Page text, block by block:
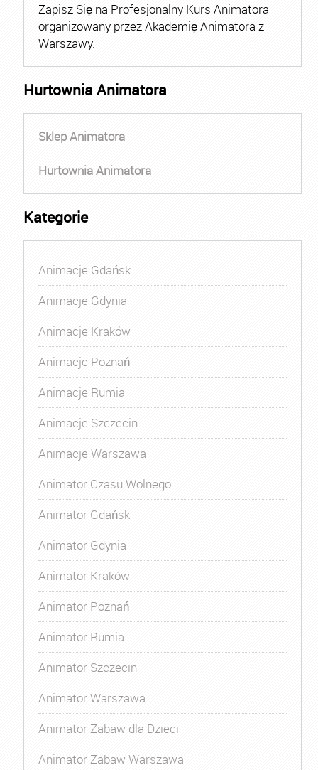
Zapisz Się na Profesjonalny Kurs Animatora
organizowany przez Akademię Animatora z
Warszawy.
Hurtownia Animatora
Sklep Animatora
Hurtownia Animatora
Kategorie
Animacje Gdańsk
Animacje Gdynia
Animacje Kraków
Animacje Poznań
Animacje Rumia
Animacje Szczecin
Animacje Warszawa
Animator Czasu Wolnego
Animator Gdańsk
Animator Gdynia
Animator Kraków
Animator Poznań
Animator Rumia
Animator Szczecin
Animator Warszawa
Animator Zabaw dla Dzieci
Animator Zabaw Warszawa